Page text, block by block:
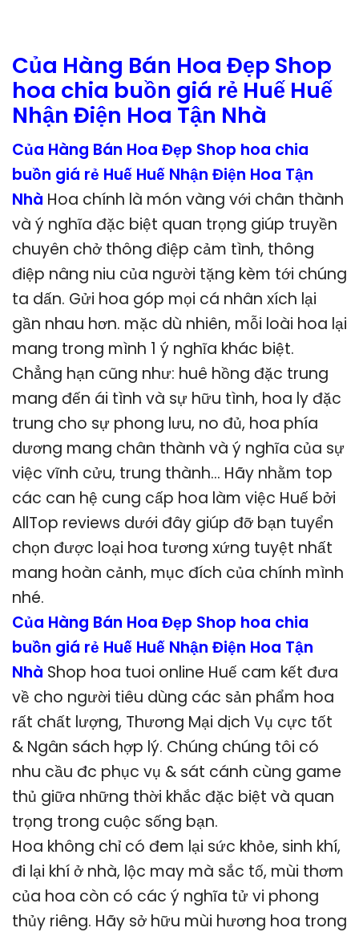
Của Hàng Bán Hoa Đẹp Shop
hoa chia buồn giá rẻ Huế Huế
Nhận Điện Hoa Tận Nhà
Của Hàng Bán Hoa Đẹp Shop hoa chia
buồn giá rẻ Huế Huế Nhận Điện Hoa Tận
Nhà Hoa chính là món vàng với chân thành
và ý nghĩa đặc biệt quan trọng giúp truyền
chuyên chở thông điệp cảm tình, thông
điệp nâng niu của người tặng kèm tới chúng
ta dấn. Gửi hoa góp mọi cá nhân xích lại
gần nhau hơn. mặc dù nhiên, mỗi loài hoa lại
mang trong mình 1 ý nghĩa khác biệt.
Chẳng hạn cũng như: huê hồng đặc trung
mang đến ái tình và sự hữu tình, hoa ly đặc
trung cho sự phong lưu, no đủ, hoa phía
dương mang chân thành và ý nghĩa của sự
việc vĩnh cửu, trung thành… Hãy nhằm top
các can hệ cung cấp hoa làm việc Huế bởi
AllTop reviews dưới đây giúp đỡ bạn tuyển
chọn được loại hoa tương xứng tuyệt nhất
mang hoàn cảnh, mục đích của chính mình
nhé.
Của Hàng Bán Hoa Đẹp Shop hoa chia
buồn giá rẻ Huế Huế Nhận Điện Hoa Tận
Nhà Shop hoa tuoi online Huế cam kết đưa
về cho người tiêu dùng các sản phẩm hoa
rất chất lượng, Thương Mại dịch Vụ cực tốt
& Ngân sách hợp lý. Chúng chúng tôi có
nhu cầu đc phục vụ & sát cánh cùng game
thủ giữa những thời khắc đặc biệt và quan
trọng trong cuộc sống bạn.
Hoa không chỉ có đem lại sức khỏe, sinh khí,
đi lại khí ở nhà, lộc may mà sắc tố, mùi thơm
của hoa còn có các ý nghĩa tử vi phong
thủy riêng. Hãy sở hữu mùi hương hoa trong